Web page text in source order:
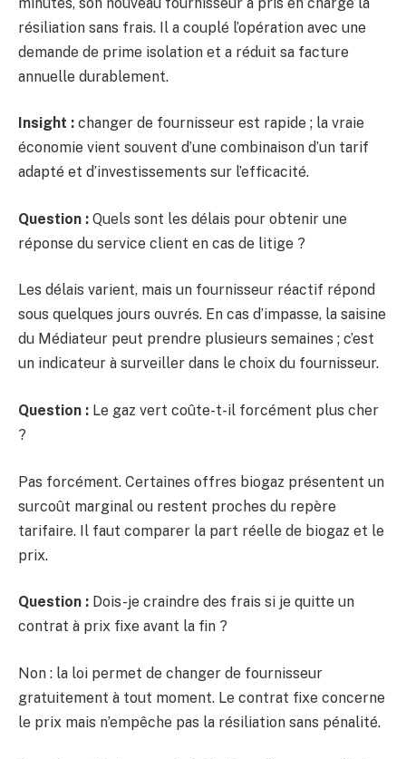
résiliation sans frais. Il a couplé l’opération avec une
demande de prime isolation et a réduit sa facture
annuelle durablement.
Insight : changer de fournisseur est rapide ; la vraie
économie vient souvent d’une combinaison d’un tarif
adapté et d’investissements sur l’efficacité.
Question : Quels sont les délais pour obtenir une
réponse du service client en cas de litige ?
Les délais varient, mais un fournisseur réactif répond
sous quelques jours ouvrés. En cas d’impasse, la saisine
du Médiateur peut prendre plusieurs semaines ; c’est
un indicateur à surveiller dans le choix du fournisseur.
Question : Le gaz vert coûte-t-il forcément plus cher
?
Pas forcément. Certaines offres biogaz présentent un
surcoût marginal ou restent proches du repère
tarifaire. Il faut comparer la part réelle de biogaz et le
prix.
Question : Dois-je craindre des frais si je quitte un
contrat à prix fixe avant la fin ?
Non : la loi permet de changer de fournisseur
gratuitement à tout moment. Le contrat fixe concerne
le prix mais n’empêche pas la résiliation sans pénalité.